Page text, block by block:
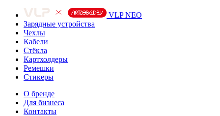
VLP NEO
Зарядные устройства
Чехлы
Кабели
Cтёкла
Картхолдеры
Ремешки
Стикеры
О бренде
Для бизнеса
Контакты